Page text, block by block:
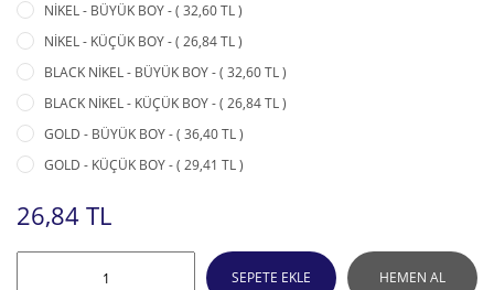
NİKEL - BÜYÜK BOY - ( 32,60 TL )
NİKEL - KÜÇÜK BOY - ( 26,84 TL )
BLACK NİKEL - BÜYÜK BOY - ( 32,60 TL )
BLACK NİKEL - KÜÇÜK BOY - ( 26,84 TL )
GOLD - BÜYÜK BOY - ( 36,40 TL )
GOLD - KÜÇÜK BOY - ( 29,41 TL )
26,84 TL
SEPETE EKLE HEMEN AL